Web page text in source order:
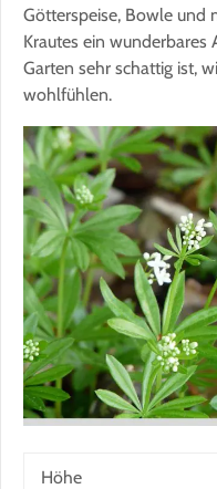
Götterspeise, Bowle und
Krautes ein
Garten sehr schattig ist,
wohlfühlen.
Höhe